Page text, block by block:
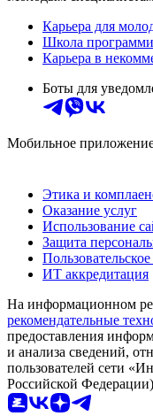
Карьера для
Школа
Карьера в
Боты для
Мобильное
Этика и
Оказание услуг
Использование
Защита
ИТ аккредитация
На информационном
рекомендательные
предоставления
и анализа сведений,
пользователей сети
Российской Федерации)